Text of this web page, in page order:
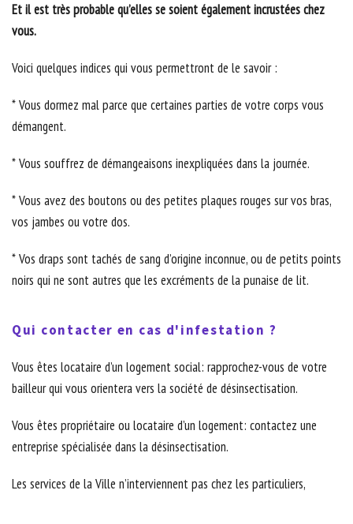
Et il est très probable qu’elles se soient également incrustées chez
vous.
Voici quelques indices qui vous permettront de le savoir :
* Vous dormez mal parce que certaines parties de votre corps vous
démangent.
* Vous souffrez de démangeaisons inexpliquées dans la journée.
* Vous avez des boutons ou des petites plaques rouges sur vos bras,
vos jambes ou votre dos.
* Vos draps sont tachés de sang d’origine inconnue, ou de petits points
noirs qui ne sont autres que les excréments de la punaise de lit.
Qui contacter en cas d'infestation ?
Vous êtes locataire d’un logement social: rapprochez-vous de votre
bailleur qui vous orientera vers la société de désinsectisation.
Vous êtes propriétaire ou locataire d’un logement: contactez une
entreprise spécialisée dans la désinsectisation.
Les services de la Ville n’interviennent pas chez les particuliers,